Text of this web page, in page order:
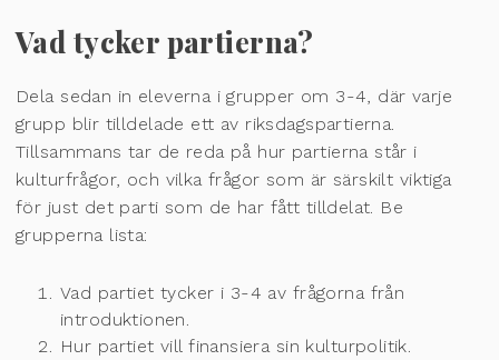
Vad tycker partierna?
Dela sedan in eleverna i grupper om 3-4, där varje
grupp blir tilldelade ett av riksdagspartierna.
Tillsammans tar de reda på hur partierna står i
kulturfrågor, och vilka frågor som är särskilt viktiga
för just det parti som de har fått tilldelat. Be
grupperna lista:
Vad partiet tycker i 3-4 av frågorna från
introduktionen.
Hur partiet vill finansiera sin kulturpolitik.